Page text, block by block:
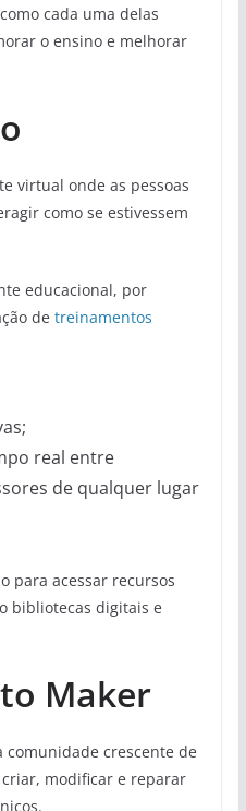
cada uma delas
o ensino e melhorar
virtual onde as pessoas
como se estivessem
educacional, por
de treinamentos
real entre
de qualquer lugar
para acessar recursos
bibliotecas digitais e
Maker
comunidade crescente de
modificar e reparar